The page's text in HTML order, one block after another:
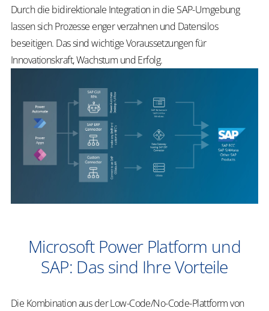
Durch die bidirektionale Integration in die SAP-Umgebung
lassen sich Prozesse enger verzahnen und Datensilos
beseitigen. Das sind wichtige Voraussetzungen für
Innovationskraft, Wachstum und Erfolg.
Microsoft Power Platform und
SAP: Das sind Ihre Vorteile
Die Kombination aus der Low-Code/No-Code-Plattform von